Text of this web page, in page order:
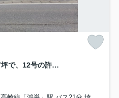
〈調整区域〉鴻巣駅36分。77坪で、12号の許可取得で建築可能な住宅用地。